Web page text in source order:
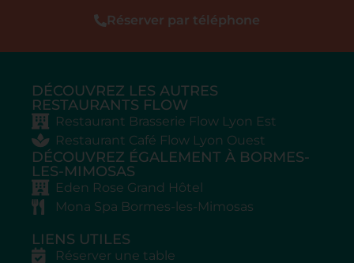
Réserver par téléphone
DÉCOUVREZ LES AUTRES
RESTAURANTS FLOW
Restaurant Brasserie Flow Lyon Est
Restaurant Café Flow Lyon Ouest
DÉCOUVREZ ÉGALEMENT À BORMES-
LES-MIMOSAS
Eden Rose Grand Hôtel
Mona Spa Bormes-les-Mimosas
LIENS UTILES
Réserver une table